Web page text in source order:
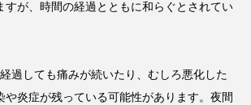
すが、時間の経過とともに和らぐとされてい
過しても痛みが続いたり、むしろ悪化した
や炎症が残っている可能性があります。夜間